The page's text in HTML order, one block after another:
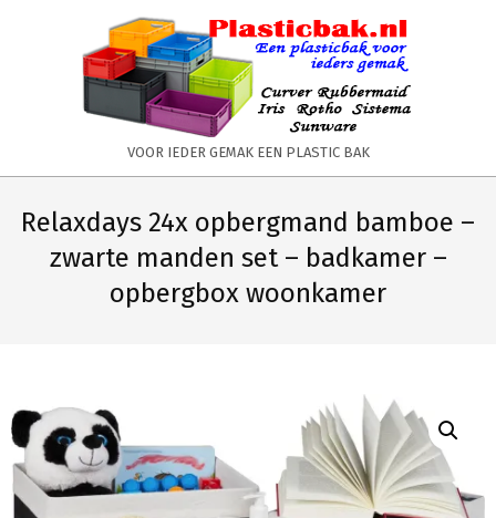
PLASTICBAK.NL
VOOR IEDER GEMAK EEN PLASTIC BAK
Navigation
Navigation
Relaxdays 24x opbergmand bamboe –
zwarte manden set – badkamer –
opbergbox woonkamer